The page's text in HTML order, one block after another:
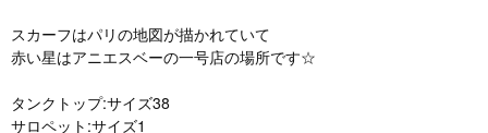
スカーフはパリの地図が描かれていて
赤い星はアニエスベーの一号店の場所です☆
タンクトップ:サイズ38
サロペット:サイズ1